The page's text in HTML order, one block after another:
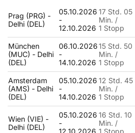
Prag (PRG) -
Delhi (DEL)
05.10.2026
-
12.10.2026
17 Std. 05
Min. /
1 Stopp
München
(MUC) - Delhi
(DEL)
06.10.2026
-
14.10.2026
15 Std. 50
Min. /
1 Stopp
Amsterdam
(AMS) - Delhi
(DEL)
05.10.2026
-
14.10.2026
12 Std. 45
Min. /
1 Stopp
Wien (VIE) -
Delhi (DEL)
05.10.2026
-
12.10.2026
16 Std. 10
Min. /
1 Stopp